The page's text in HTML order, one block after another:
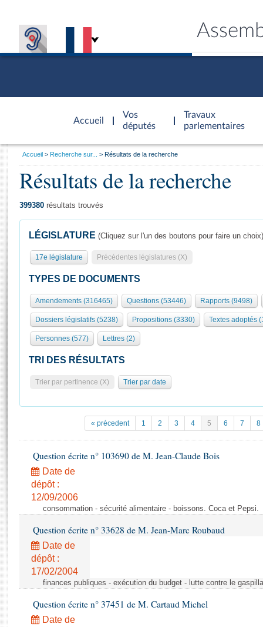
Accueil
d'accueil
Vos
députés
Travaux
parlementaires
Présidence
577 députés
Groupes politiques
Élections législatives
Séance publique
Commissions et autres organes
Europe et International
Contrôle et évaluation
Congrès
Pétitions
Documents parlementaires
Propositions de loi
Amendements
Textes adoptés
Rapports d'information
Rapports d'enquête
Rapports législatifs
Rapports sur l'application des lois
Baromètre de l’application des lois
Dossiers législatifs
Budget et sécurité sociale
Général
Rôle et pouvoirs de l'Assemblée
Organisation de l'Assemblée
Présidence Conférence des Présidents Bureau Collège des
Statistiques et chiffres clés
Transparence et déontologie
Histoire
Juniors
Anciennes législatures
Liens vers les sites publics
Visiter l'Assemblée
Visite virtuelle du palais Bourbon
Assister à une séance
Accès des chercheurs à l’Assemblée
Les évènements
Photos libres de droit
Vous
Accueil Recherche sur... Résultats de la recherche
Résultats de la recherche
399380 résultats trouvés
LÉGISLATURE (Cliquez sur l'un des boutons pour faire un choix)
17e législature Précédentes législatures (X)
TYPES DE DOCUMENTS
Amendements (316465) Questions (53446) Rapports (9498)
Dossiers législatifs (5238) Propositions (3330) Textes adoptés
Personnes (577) Lettres (2)
TRI DES RÉSULTATS
Trier par pertinence (X) Trier par date
« précedent 1 2 3 4 5 6 7 8
Question écrite n° 103690 de M. Jean-Claude Bois
Date de
dépôt :
12/09/2006
consommation - sécurité alimentaire - boissons. Coca et Pepsi.
Question écrite n° 33628 de M. Jean-Marc Roubaud
Date de
dépôt :
17/02/2004
finances publiques - exécution du budget - lutte contre le
Question écrite n° 37451 de M. Cartaud Michel
Date de